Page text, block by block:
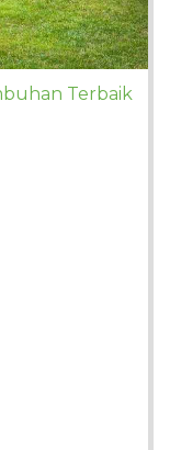
Terbaik